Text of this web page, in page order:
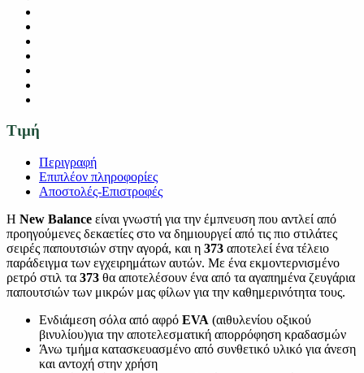
Τιμή
Περιγραφή
Επιπλέον πληροφορίες
Αποστολές-Επιστροφές
Η New Balance είναι γνωστή για την έμπνευση που αντλεί από
προηγούμενες δεκαετίες στο να δημιουργεί από τις πιο στιλάτες
σειρές παπουτσιών στην αγορά, και η 373 αποτελεί ένα τέλειο
παράδειγμα των εγχειρημάτων αυτών. Με ένα εκμοντερνισμένο
ρετρό στιλ τα 373 θα αποτελέσουν ένα από τα αγαπημένα ζευγάρια
παπουτσιών των μικρών μας φίλων για την καθημερινότητα τους.
Ενδιάμεση σόλα από αφρό EVA (αιθυλενίου οξικού
βινυλίου)για την αποτελεσματική απορρόφηση κραδασμών
Άνω τμήμα κατασκευασμένο από συνθετικό υλικό για άνεση
και αντοχή στην χρήση